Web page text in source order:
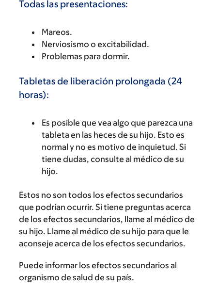
Todas las presentaciones:
Mareos.
Nerviosismo o excitabilidad.
Problemas para dormir.
Tabletas de liberación prolongada (24
horas):
Es posible que vea algo que parezca una
tableta en las heces de su hijo. Esto es
normal y no es motivo de inquietud. Si
tiene dudas, consulte al médico de su
hijo.
Estos no son todos los efectos secundarios
que podrían ocurrir. Si tiene preguntas acerca
de los efectos secundarios, llame al médico de
su hijo. Llame al médico de su hijo para que le
aconseje acerca de los efectos secundarios.
Puede informar los efectos secundarios al
organismo de salud de su país.